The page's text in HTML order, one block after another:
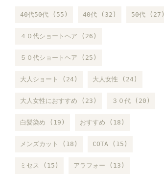
40代50代 (55) 40代 (32) 50代 (27)
４０代ショートヘア (26)
５０代ショートヘア (25)
大人ショート (24) 大人女性 (24)
大人女性におすすめ (23) ３０代 (20)
白髪染め (19) おすすめ (18)
メンズカット (18) COTA (15)
ミセス (15) アラフォー (13)